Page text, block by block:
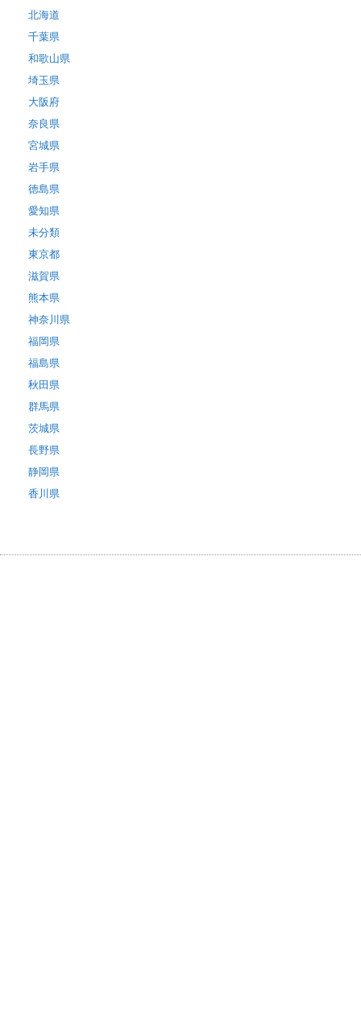
北海道
千葉県
和歌山県
埼玉県
大阪府
奈良県
宮城県
岩手県
徳島県
愛知県
未分類
東京都
滋賀県
熊本県
神奈川県
福岡県
福島県
秋田県
群馬県
茨城県
長野県
静岡県
香川県